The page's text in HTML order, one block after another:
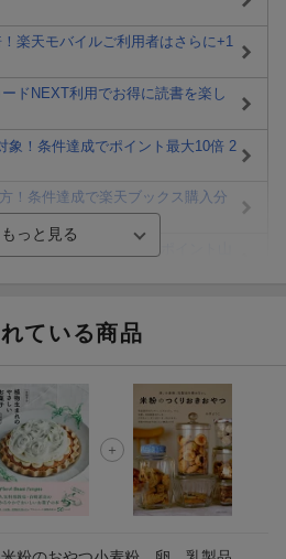
楽天モバイルご利用者はさらに+1
ードNEXT利用でお得に読書を楽し
象！条件達成でポイント最大10倍 2
！条件達成で楽天ブックス購入分
ーンの拡散で300円OFFクーポン
塚歌劇 宙組貸切公演ペアチケット
ている商品